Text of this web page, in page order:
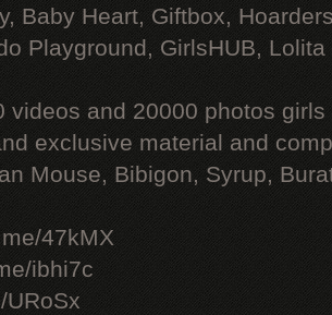
Baby Heart, Giftbox,
Playground, GirlsHUB, Lolita
videos and 20000 photos
exclusive material and
Mouse, Bibigon, Syrup,
47kMX
ibhi7c
URoSx